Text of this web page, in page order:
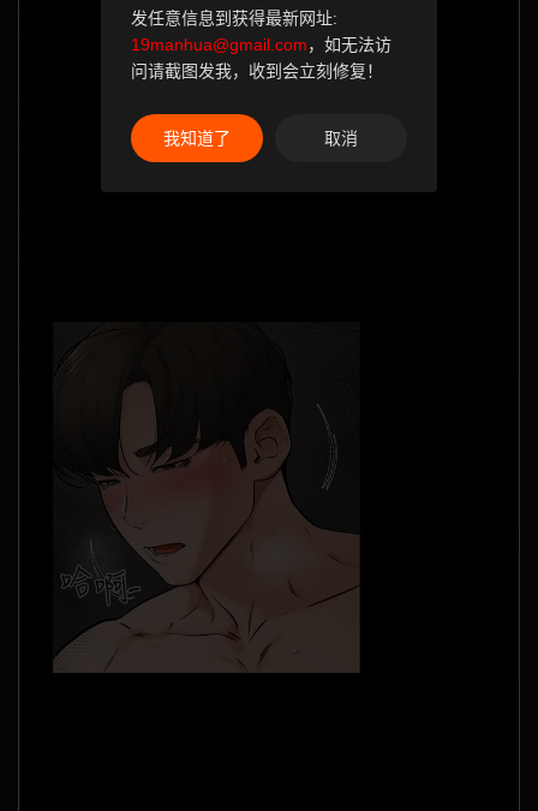
发任意信息到获得最新网址:
19manhua@gmail.com，如无法访
问请截图发我，收到会立刻修复！
我知道了 取消